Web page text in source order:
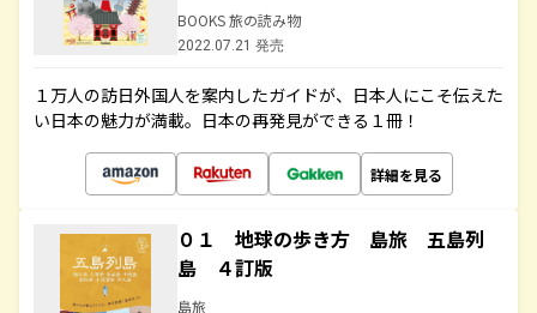
BOOKS 旅の読み物
2022.07.21 発売
１万人の訪日外国人を案内したガイドが、日本人にこそ伝えた
い日本の魅力が満載。日本の再発見ができる１冊！
詳細を見る
０１ 地球の歩き方 島旅 五島列
島 ４訂版
島旅